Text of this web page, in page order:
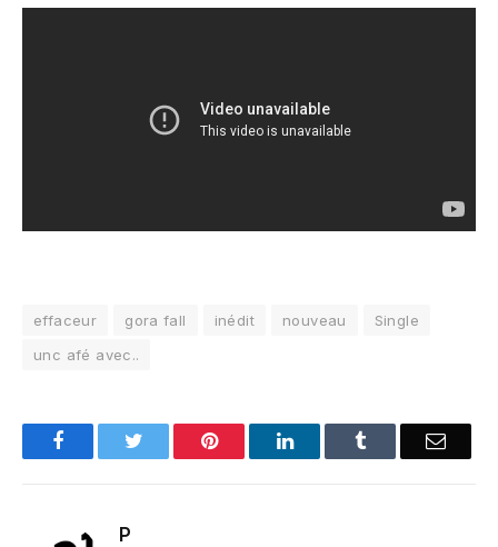
effaceur gora fall inédit nouveau
Single
unc afé avec..
FacebookTwitter Pinterest LinkedInTumblr Email
P